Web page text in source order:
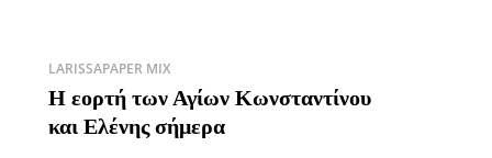
LARISSAPAPER MIX
Η εορτή των Αγίων Κωνσταντίνου
και Ελένης σήμερα